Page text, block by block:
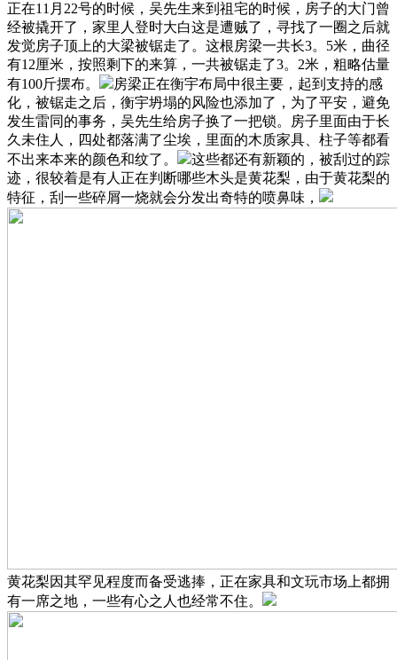
正在11月22号的时候，吴先生来到祖宅的时候，房子的大门曾
经被撬开了，家里人登时大白这是遭贼了，寻找了一圈之后就
发觉房子顶上的大梁被锯走了。这根房梁一共长3。5米，曲径
有12厘米，按照剩下的来算，一共被锯走了3。2米，粗略估量
有100斤摆布。
房梁正在衡宇布局中很主要，起到支持的感
化，被锯走之后，衡宇坍塌的风险也添加了，为了平安，避免
发生雷同的事务，吴先生给房子换了一把锁。房子里面由于长
久未住人，四处都落满了尘埃，里面的木质家具、柱子等都看
不出来本来的颜色和纹了。
这些都还有新颖的，被刮过的踪
迹，很较着是有人正在判断哪些木头是黄花梨，由于黄花梨的
特征，刮一些碎屑一烧就会分发出奇特的喷鼻味，
黄花梨因其罕见程度而备受逃捧，正在家具和文玩市场上都拥
有一席之地，一些有心之人也经常不住。